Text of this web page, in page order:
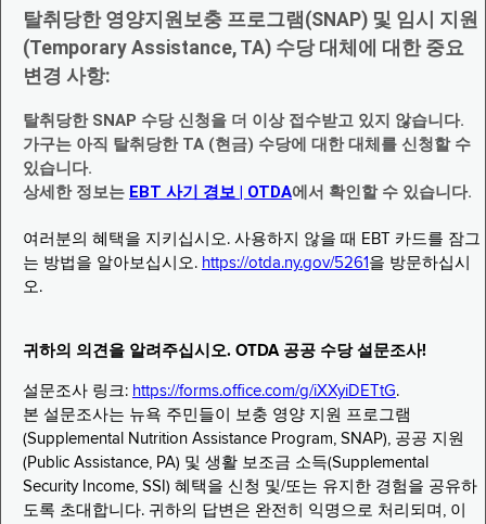
탈취당한 영양지원보충 프로그램(SNAP) 및 임시 지원
(Temporary Assistance, TA) 수당 대체에 대한 중요
변경 사항:
탈취당한 SNAP 수당 신청을 더 이상 접수받고 있지 않습니다.
가구는 아직 탈취당한 TA (현금) 수당에 대한 대체를 신청할 수
있습니다.
상세한 정보는 EBT 사기 경보 | OTDA에서 확인할 수 있습니다.
여러분의 혜택을 지키십시오. 사용하지 않을 때 EBT 카드를 잠그
는 방법을 알아보십시오. https://otda.ny.gov/5261 을 방문하십시
오.
귀하의 의견을 알려주십시오. OTDA 공공 수당 설문조사!
설문조사 링크: https://forms.office.com/g/iXXyiDETtG.
본 설문조사는 뉴욕 주민들이 보충 영양 지원 프로그램
(Supplemental Nutrition Assistance Program, SNAP), 공공 지원
(Public Assistance, PA) 및 생활 보조금 소득(Supplemental
Security Income, SSI) 혜택을 신청 및/또는 유지한 경험을 공유하
도록 초대합니다. 귀하의 답변은 완전히 익명으로 처리되며, 이